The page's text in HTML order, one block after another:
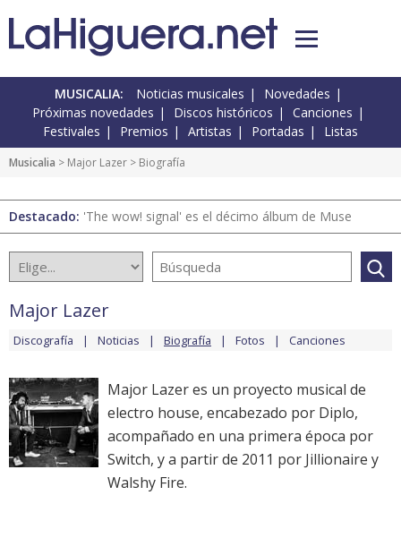
MUSICALIA: Noticias musicales
Novedades
Próximas novedades
Discos históricos
Canciones
Festivales
Premios Artistas Portadas Listas
Musicalia > Major Lazer > Biografía
Destacado: 'The wow! signal' es el décimo álbum de Muse
Major Lazer
Discografía Noticias Biografía Fotos Canciones
Major Lazer es un proyecto musical de
electro house, encabezado por Diplo,
acompañado en una primera época por
Switch, y a partir de 2011 por Jillionaire y
Walshy Fire.